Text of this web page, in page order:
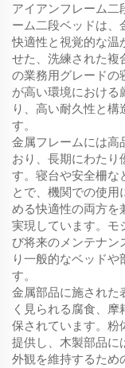
アイアンフレーム二
ーム二段ベッドは、
快適性と視覚的な温
せた、洗練された複
の業務用グレードの
が高い環境における
り、高い耐久性と
す。
金属フレームには高
おり、長期にわたり
す。寝台や安全柵な
とで、機関での使
める快適性の両方を
実現しています。モ
び将来のメンテナン
り一般的なベッド
す。
金属部品に施された
く見られる腐食、
保されています。粉
提供し、木製部品に
外観を維持するため